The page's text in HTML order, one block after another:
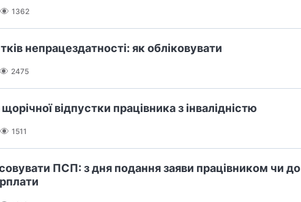
1362
непрацездатності: як обліковувати
2475
відпустки працівника з інвалідністю
1511
ПСП: з дня подання заяви працівником чи до